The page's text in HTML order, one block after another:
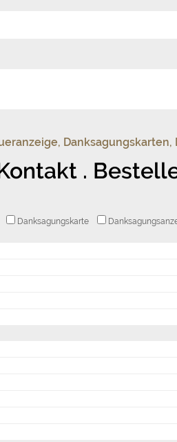
.
Danksagungskarte